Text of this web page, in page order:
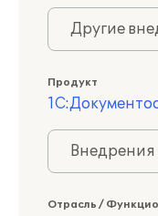
Другие
Продукт
Отрасль /